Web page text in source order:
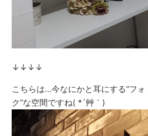
↓↓↓↓
こちらは…今なにかと耳にする“フォ
ク”な空間ですね( *´艸｀)